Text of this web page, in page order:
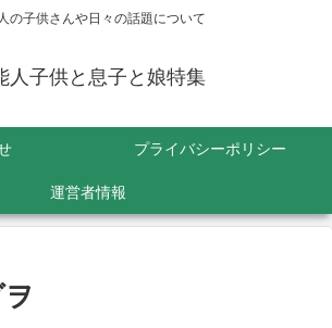
の子供さんや日々の話題について
人子供と息子と娘特集
プライバシーポリシー
運営者情報